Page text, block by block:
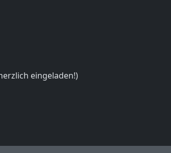
eingeladen!)